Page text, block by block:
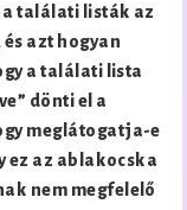
találati listák az
azt hogyan
a találati lista
dönti el a
meglátogatja-e
ez az ablakocska
nem megfelelő